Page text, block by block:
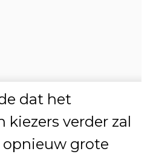
dat het
kiezers verder zal
opnieuw grote